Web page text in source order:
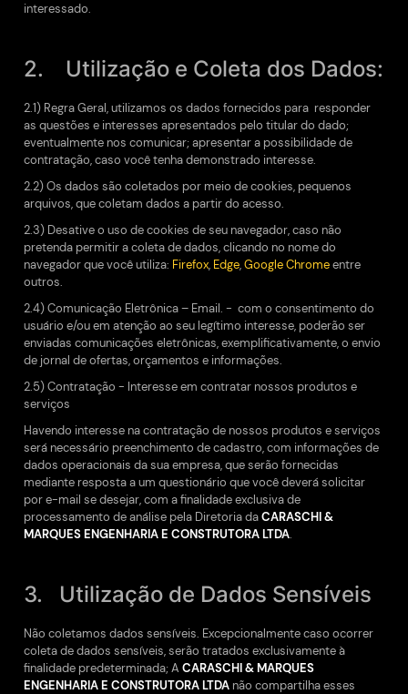
interessado.
2. Utilização e Coleta dos Dados:
2.1) Regra Geral, utilizamos os dados fornecidos para responder
as questões e interesses apresentados pelo titular do dado;
eventualmente nos comunicar; apresentar a possibilidade de
contratação, caso você tenha demonstrado interesse.
2.2) Os dados são coletados por meio de cookies, pequenos
arquivos, que coletam dados a partir do acesso.
2.3) Desative o uso de cookies de seu navegador, caso não
pretenda permitir a coleta de dados, clicando no nome do
navegador que você utiliza: Firefox, Edge,Google Chromeentre
outros.
2.4) Comunicação Eletrônica – Email. - com o consentimento do
usuário e/ou em atenção ao seu legítimo interesse, poderão ser
enviadas comunicações eletrônicas, exemplificativamente, o envio
de jornal de ofertas, orçamentos e informações.
2.5) Contratação - Interesse em contratar nossos produtos e
serviços
Havendo interesse na contratação de nossos produtos e serviços
será necessário preenchimento de cadastro, com informações de
dados operacionais da sua empresa, que serão fornecidas
mediante resposta a um questionário que você deverá solicitar
por e-mail se desejar, com a finalidade exclusiva de
processamento de análise pela Diretoria daCARASCHI &
MARQUES ENGENHARIA E CONSTRUTORA LTDA.
3. Utilização de Dados Sensíveis
Não coletamos dados sensíveis. Excepcionalmente caso ocorrer
coleta de dados sensíveis, serão tratados exclusivamente à
finalidade predeterminada; A CARASCHI & MARQUES
ENGENHARIA E CONSTRUTORA LTDA não compartilha esses